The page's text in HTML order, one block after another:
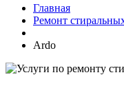
Главная
Ремонт
Ardo